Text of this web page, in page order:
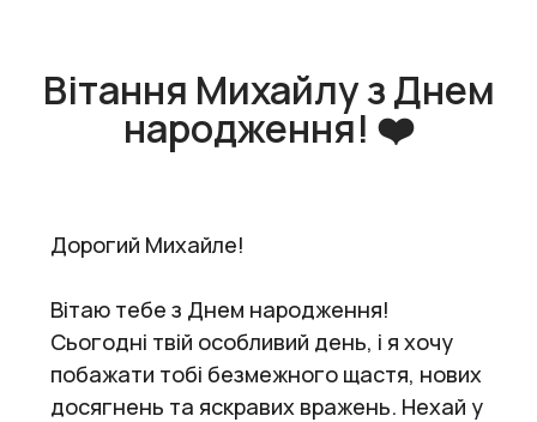
Вітання Михайлу з Днем
народження! ❤️
Дорогий Михайле!
Вітаю тебе з Днем народження!
Сьогодні твій особливий день, і я хочу
побажати тобі безмежного щастя, нових
досягнень та яскравих вражень. Нехай у